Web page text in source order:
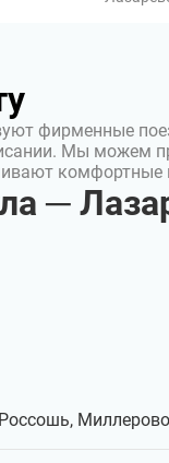
фирменные
Мы можем
комфортные
─